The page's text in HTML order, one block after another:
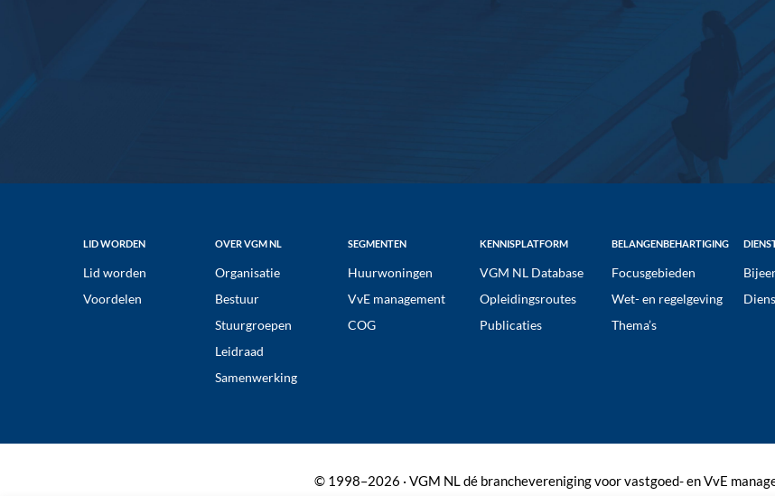
LID WORDEN
Lid worden
Voordelen
OVER VGM NL
Organisatie
Bestuur
Stuurgroepen
Leidraad
Samenwerking
SEGMENTEN
Huurwoningen
VvE management
COG
KENNISPLATFORM
VGM NL Database
Opleidingsroutes
Publicaties
BELANGENBEHARTIGING
Focusgebieden
Wet- en regelgeving
Thema’s
© 1998–2026 · VGM NL dé branchevereniging voor vastgoed- en VvE